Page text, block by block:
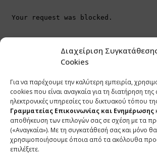
Διαχείριση
Cookies
Για να παρέχουμε την καλύτερη εμπειρία,
cookies που είναι αναγκαία για τη διατήρηση
ηλεκτρονικές υπηρεσίες του δικτυακού τόπου
Γραμματείας Επικοινωνίας και Ενημέρωσης
αποθήκευση των επιλογών σας σε σχέση με τα
(«Αναγκαία»). Με τη συγκατάθεσή σας και μόνο θα
χρησιμοποιήσουμε όποια από τα ακόλουθα
επιλέξετε.